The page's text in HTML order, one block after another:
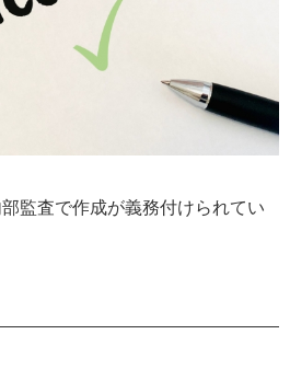
監査で作成が義務付けられてい